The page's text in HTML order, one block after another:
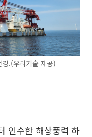
.(우리기술 제공)
인수한 해상풍력 하